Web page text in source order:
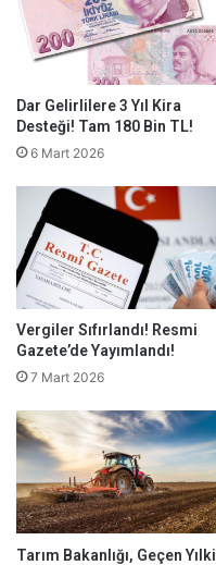
Dar Gelirlilere 3 Yıl Kira
Desteği! Tam 180 Bin TL!
6 Mart 2026
Vergiler Sıfırlandı! Resmi
Gazete’de Yayımlandı!
7 Mart 2026
Tarım Bakanlığı, Geçen Yılki